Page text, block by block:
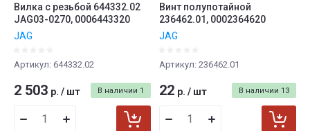
Вилка с резьбой 644332.02
JAG03-0270, 0006443320
JAG
Артикул: 644332.02
В наличии 1
2 503 р. / шт
Винт полупотайной
236462.01, 0002364620
JAG
Артикул: 236462.01
В наличии 13
22 р. / шт